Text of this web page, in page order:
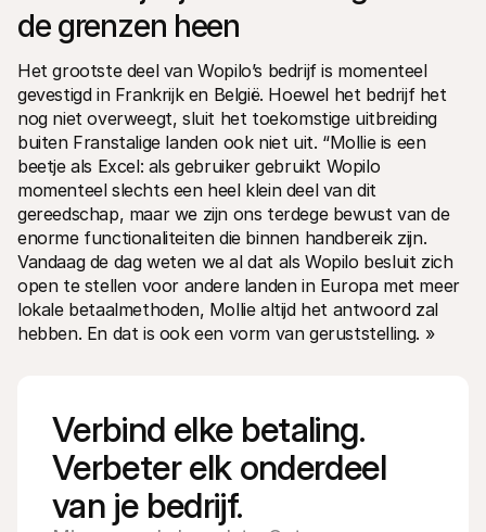
de grenzen heen
Het grootste deel van Wopilo’s bedrijf is momenteel
gevestigd in Frankrijk en België. Hoewel het bedrijf het
nog niet overweegt, sluit het toekomstige uitbreiding
buiten Franstalige landen ook niet uit. “Mollie is een
beetje als Excel: als gebruiker gebruikt Wopilo
momenteel slechts een heel klein deel van dit
gereedschap, maar we zijn ons terdege bewust van de
enorme functionaliteiten die binnen handbereik zijn.
Vandaag de dag weten we al dat als Wopilo besluit zich
open te stellen voor andere landen in Europa met meer
lokale betaalmethoden, Mollie altijd het antwoord zal
hebben. En dat is ook een vorm van geruststelling. »
Verbind elke betaling.
Verbeter elk onderdeel
van je bedrijf.